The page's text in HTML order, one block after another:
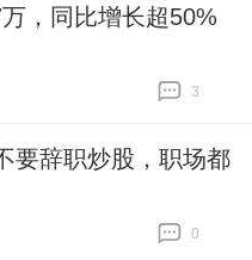
，同比增长超50%
3
要辞职炒股，职场都
0